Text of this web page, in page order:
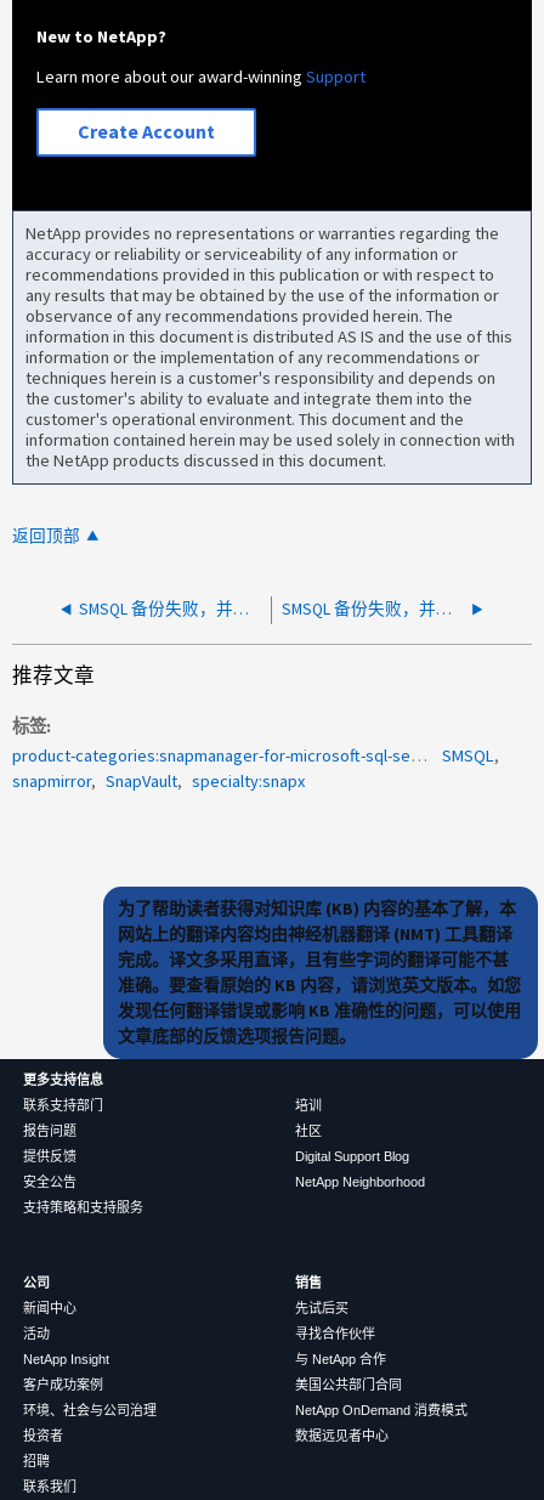
New to NetApp?
Learn more about our award-winningSupport
Create Account
NetApp provides no representations or warranties regarding the
accuracy or reliability or serviceability of any information or
recommendations provided in this publication or with respect to
any results that may be obtained by the use of the information or
observance of any recommendations provided herein. The
information in this document is distributed AS IS and the use of this
information or the implementation of any recommendations or
techniques herein is a customer's responsibility and depends on
the customer's ability to evaluate and integrate them into the
customer's operational environment. This document and the
information contained herein may be used solely in connection with
the NetApp products discussed in this document.
返回顶部
SMSQL 备份失败，并显示错误 "Disk （ s ） used by this database are used by other database （ s ） " SMSQL 备份失败，并显示错误 SnapDrive 无法为一个或多个 LUN 创建 Snapshot 副本
推荐文章
标签
product-categories:snapmanager-for-microsoft-sql-server
SMSQL
snapmirror
SnapVault specialty:snapx
为了帮助读者获得对知识库 (KB) 内容的基本了解，本
网站上的翻译内容均由神经机器翻译 (NMT) 工具翻译
完成。译文多采用直译，且有些字词的翻译可能不甚
准确。要查看原始的 KB 内容，请浏览英文版本。如您
发现任何翻译错误或影响 KB 准确性的问题，可以使用
文章底部的反馈选项报告问题。
更多支持信息
联系支持部门
报告问题
提供反馈
安全公告
支持策略和支持服务
培训
社区
Digital Support Blog
NetApp Neighborhood
公司
新闻中心
活动
NetApp Insight
客户成功案例
环境、社会与公司治理
投资者
招聘
联系我们
销售
先试后买
寻找合作伙伴
与 NetApp 合作
美国公共部门合同
NetApp OnDemand 消费模式
数据远见者中心